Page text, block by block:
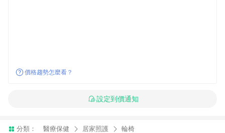
價格趨勢怎麼看？
設定到價通知
分類： 醫療保健 居家照護 輪椅